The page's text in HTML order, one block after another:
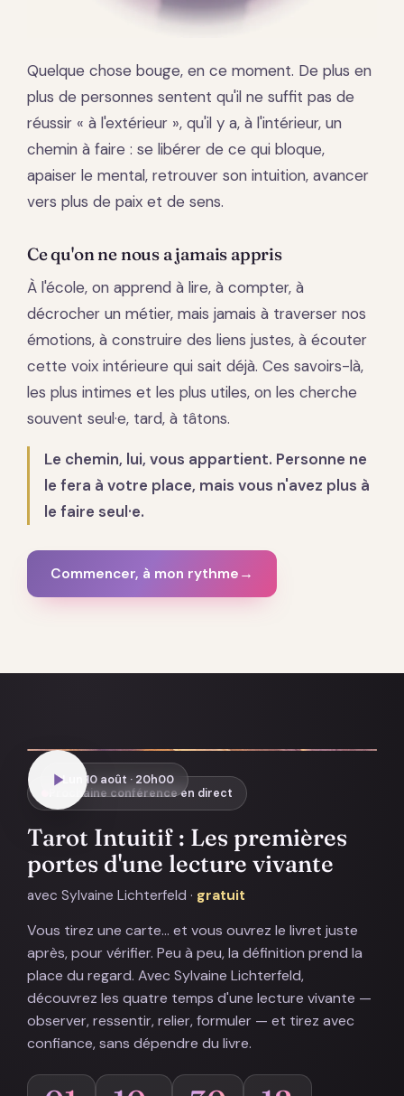
Quelque chose bouge, en ce moment. De plus en
plus de personnes sentent qu'il ne suffit pas de
réussir « à l'extérieur », qu'il y a, à l'intérieur, un
chemin à faire : se libérer de ce qui bloque,
apaiser le mental, retrouver son intuition, avancer
vers plus de paix et de sens.
Ce qu'on ne nous a jamais appris
À l'école, on apprend à lire, à compter, à
décrocher un métier, mais jamais à traverser nos
émotions, à construire des liens justes, à écouter
cette voix intérieure qui sait déjà. Ces savoirs-là,
les plus intimes et les plus utiles, on les cherche
souvent seul·e, tard, à tâtons.
Le chemin, lui, vous appartient. Personne ne
le fera à votre place, mais vous n'avez plus à
le faire seul·e.
Commencer, à mon rythme →
Prochaine conférence en direct
Tarot Intuitif : Les premières
portes d'une lecture vivante
avec Sylvaine Lichterfeld · gratuit
Vous tirez une carte… et vous ouvrez le livret juste
après, pour vérifier. Peu à peu, la définition prend la
place du regard. Avec Sylvaine Lichterfeld,
découvrez les quatre temps d'une lecture vivante —
observer, ressentir, relier, formuler — et tirez avec
confiance, sans dépendre du livre.
Lun 10 août · 20h00